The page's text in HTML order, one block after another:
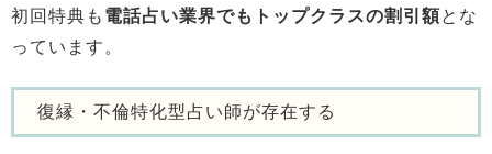
初回特典も 電話占い業界でもトップクラスの割引額とな
っています。
復縁・不倫特化型占い師が存在する